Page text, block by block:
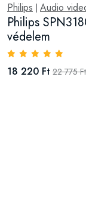
Philips Audio
Philips
védelem
18 220 Ft 22 775 Ft